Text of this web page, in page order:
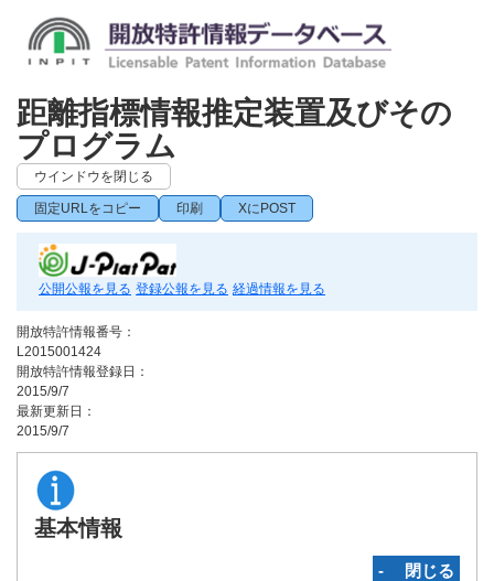
距離指標情報推定装置及びその
プログラム
ウインドウを閉じる
固定URLをコピー 印刷 XにPOST
公開公報を見る 登録公報を見る 経過情報を見る
開放特許情報番号：
L2015001424
開放特許情報登録日：
2015/9/7
最新更新日：
2015/9/7
基本情報
‐ 閉じる